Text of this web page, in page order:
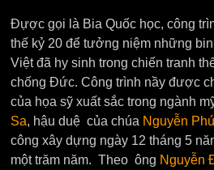
Đựợc gọi là Bia Quốc học, công
thế kỷ 20 để tưởng niệm những
Việt đã hy sinh trong chiến tranh
chống Đức. Công trình nầy được
của họa sỹ xuất sắc trong ngành
Sa, hậu duệ của chúa Nguyễn
công xây dựng ngày 12 tháng 5
một trăm năm. Theo ông Nguyễn